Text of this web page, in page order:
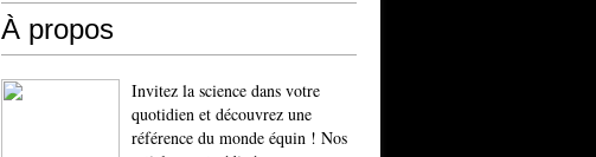
À propos
Invitez la science dans votre
quotidien et découvrez une
référence du monde équin ! Nos